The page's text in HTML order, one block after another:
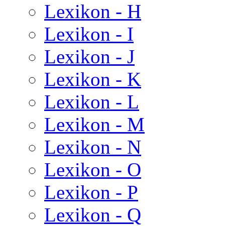
Lexikon - H
Lexikon - I
Lexikon - J
Lexikon - K
Lexikon - L
Lexikon - M
Lexikon - N
Lexikon - O
Lexikon - P
Lexikon - Q